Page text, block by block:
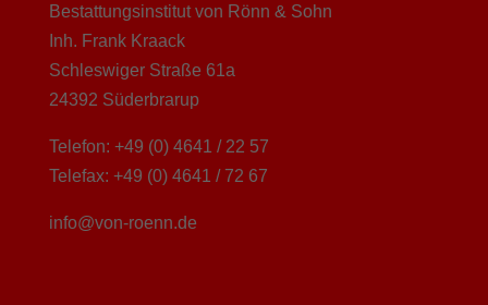
Bestattungsinstitut von Rönn & Sohn
Inh. Frank Kraack
Schleswiger Straße 61a
24392 Süderbrarup
Telefon: +49 (0) 4641 / 22 57
Telefax: +49 (0) 4641 / 72 67
info@von-roenn.de